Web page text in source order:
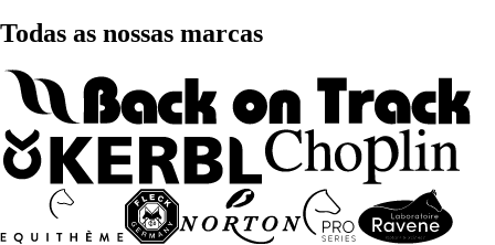
Todas as nossas marcas